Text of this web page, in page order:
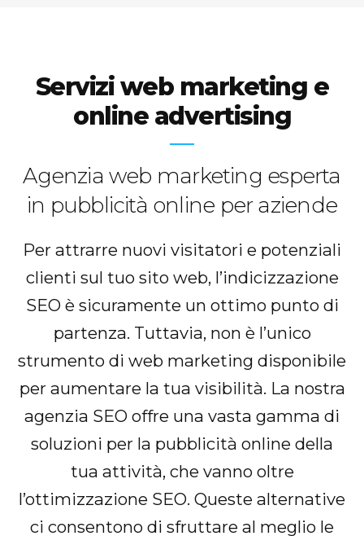
Servizi web marketing e
online advertising
Agenzia web marketing esperta
in pubblicità online per aziende
Per attrarre nuovi visitatori e potenziali
clienti sul tuo sito web, l’indicizzazione
SEO è sicuramente un ottimo punto di
partenza. Tuttavia, non è l’unico
strumento di web marketing disponibile
per aumentare la tua visibilità. La nostra
agenzia SEO offre una vasta gamma di
soluzioni per la pubblicità online della
tua attività, che vanno oltre
l’ottimizzazione SEO. Queste alternative
ci consentono di sfruttare al meglio le